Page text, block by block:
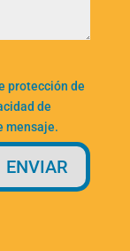
protección de
de
mensaje.
ENVIAR